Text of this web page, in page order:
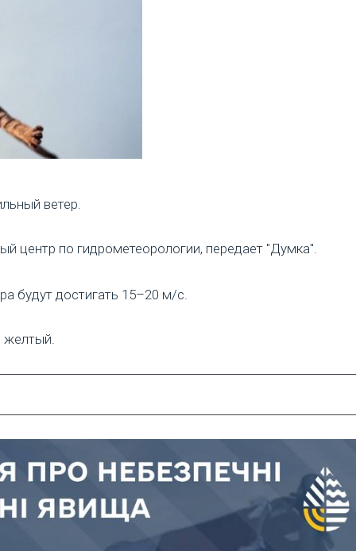
ветер.
центр по гидрометеорологии, передает "Думка".
будут достигать 15–20 м/с.
желтый.